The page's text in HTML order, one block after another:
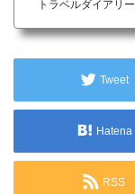
トラベルダイアリー
Tweet
Hatena
RSS